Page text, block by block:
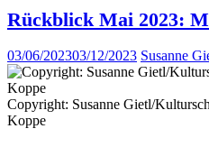
Rückblick Mai 2023:
03/06/202303/12/2023 Susanne
Copyright: Susanne Gietl/
Koppe